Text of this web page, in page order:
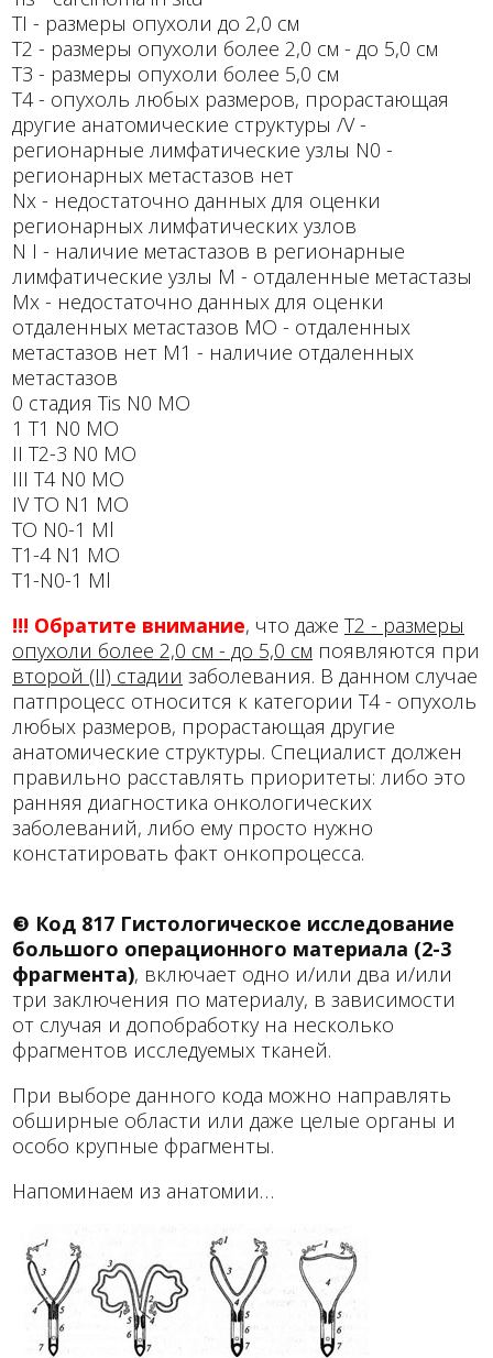
TI - размеры опухоли до 2,0 см
Т2 - размеры опухоли более 2,0 см - до 5,0 см
ТЗ - размеры опухоли более 5,0 см
Т4 - опухоль любых размеров, прорастающая
другие анатомические структуры /V -
регионарные лимфатические узлы N0 -
регионарных метастазов нет
Nx - недостаточно данных для оценки
регионарных лимфатических узлов
N I - наличие метастазов в регионарные
лимфатические узлы М - отдаленные метастазы
Мх - недостаточно данных для оценки
отдаленных метастазов МО - отдаленных
метастазов нет М1 - наличие отдаленных
метастазов
0 стадия Tis N0 МО
1 Т1 N0 МО
II Т2-3 N0 МО
III Т4 N0 МО
IV ТО N1 МО
ТО N0-1 Ml
Т1-4 N1 МО
T1-N0-1 Ml
!!! Обратите внимание, что даже Т2 - размеры
опухоли более 2,0 см - до 5,0 см появляются при
второй (II) стадии заболевания. В данном случае
патпроцесс относится к категории Т4 - опухоль
любых размеров, прорастающая другие
анатомические структуры. Специалист должен
правильно расставлять приоритеты: либо это
ранняя диагностика онкологических
заболеваний, либо ему просто нужно
констатировать факт онкопроцесса.
❸ Код 817 Гистологическое исследование
большого операционного материала (2-3
фрагмента), включает одно и/или два и/или
три заключения по материалу, в зависимости
от случая и допобработку на несколько
фрагментов исследуемых тканей.
При выборе данного кода можно направлять
обширные области или даже целые органы и
особо крупные фрагменты.
Напоминаем из анатомии…